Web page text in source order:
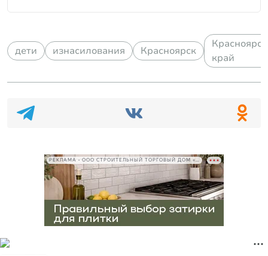
дети изнасилования Красноярск
край
РЕКЛАМА • ООО СТРОИТЕЛЬНЫЙ ТОРГОВЫЙ ДОМ «ПЕТРОВИЧ», ИНН 7802348846